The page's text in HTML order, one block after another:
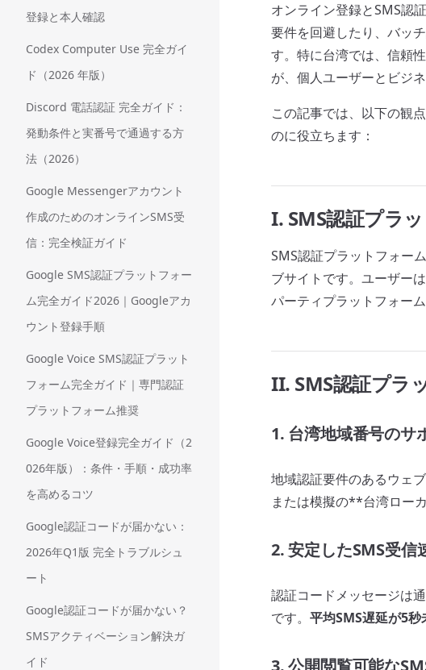
登録と本人確認
Codex Computer Use 完全ガイ
ド（2026 年版）
Discord 電話認証 完全ガイド：
発動条件と実番号で通過する方
法（2026）
Google Messengerアカウント
作成のためのオンラインSMS受
信：完全検証ガイド
Google SMS認証プラットフォー
ム完全ガイド2026｜Googleアカ
ウント登録手順
Google Voice SMS認証プラット
フォーム完全ガイド｜専門認証
プラットフォーム推奨
Google Voice登録完全ガイド（2
026年版）：条件・手順・成功率
を高めるコツ
Google認証コードが届かない：
2026年Q1版 完全トラブルシュ
ート
Google認証コードが届かない？
SMSアクティベーション解決ガ
イド
オンライン登録とSMS認
要件を回避したり、バッ
す。特に台湾では、信頼
が、個人ユーザーとビジ
この記事では、以下の観
のに役立ちます：
I. SMS認証プラ
SMS認証プラットフォー
ブサイトです。ユーザー
パーティプラットフォー
II. SMS認証プラ
1. 台湾地域番号のサ
地域認証要件のあるウェ
または模擬の**台湾ロー
2. 安定したSMS受信
認証コードメッセージは
です。 平均SMS遅延が5秒
3. 公開閲覧可能な